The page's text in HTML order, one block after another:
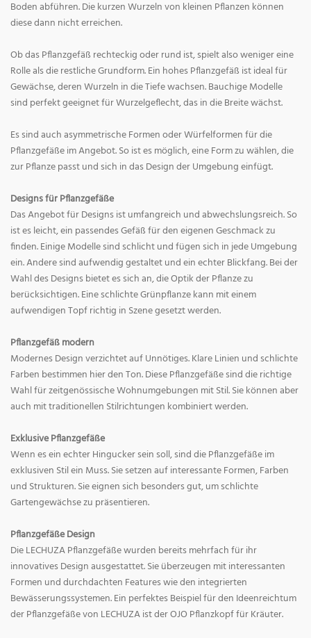
Boden abführen. Die kurzen Wurzeln von kleinen Pflanzen können
diese dann nicht erreichen.
Ob das Pflanzgefäß rechteckig oder rund ist, spielt also weniger eine
Rolle als die restliche Grundform. Ein hohes Pflanzgefäß ist ideal für
Gewächse, deren Wurzeln in die Tiefe wachsen. Bauchige Modelle
sind perfekt geeignet für Wurzelgeflecht, das in die Breite wächst.
Es sind auch asymmetrische Formen oder Würfelformen für die
Pflanzgefäße im Angebot. So ist es möglich, eine Form zu wählen, die
zur Pflanze passt und sich in das Design der Umgebung einfügt.
Designs für Pflanzgefäße
Das Angebot für Designs ist umfangreich und abwechslungsreich. So
ist es leicht, ein passendes Gefäß für den eigenen Geschmack zu
finden. Einige Modelle sind schlicht und fügen sich in jede Umgebung
ein. Andere sind aufwendig gestaltet und ein echter Blickfang. Bei der
Wahl des Designs bietet es sich an, die Optik der Pflanze zu
berücksichtigen. Eine schlichte Grünpflanze kann mit einem
aufwendigen Topf richtig in Szene gesetzt werden.
Pflanzgefäß modern
Modernes Design verzichtet auf Unnötiges. Klare Linien und schlichte
Farben bestimmen hier den Ton. Diese Pflanzgefäße sind die richtige
Wahl für zeitgenössische Wohnumgebungen mit Stil. Sie können aber
auch mit traditionellen Stilrichtungen kombiniert werden.
Exklusive Pflanzgefäße
Wenn es ein echter Hingucker sein soll, sind die Pflanzgefäße im
exklusiven Stil ein Muss. Sie setzen auf interessante Formen, Farben
und Strukturen. Sie eignen sich besonders gut, um schlichte
Gartengewächse zu präsentieren.
Pflanzgefäße Design
Die LECHUZA Pflanzgefäße wurden bereits mehrfach für ihr
innovatives Design ausgestattet. Sie überzeugen mit interessanten
Formen und durchdachten Features wie den integrierten
Bewässerungssystemen. Ein perfektes Beispiel für den Ideenreichtum
der Pflanzgefäße von LECHUZA ist der OJO Pflanzkopf für Kräuter.